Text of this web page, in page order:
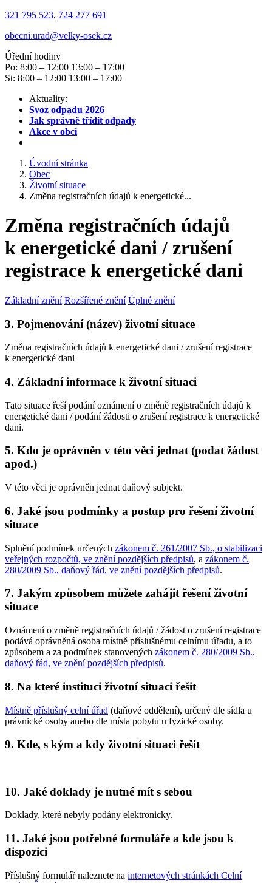
321 795 523, 724 277 691
obecni.urad@velky-osek.cz
Úřední hodiny
Po: 8:00 – 12:00 13:00 – 17:00
St: 8:00 – 12:00 13:00 – 17:00
Aktuality:
Svoz odpadu 2026
Jak správně třídit odpady
Akce v obci
Úvodní stránka
Obec
Životní situace
Změna registračních údajů k energetické...
Změna registračních údajů
k energetické dani / zrušení
registrace k energetické dani
Základní znění Rozšířené znění Úplné znění
3. Pojmenování (název) životní situace
Změna registračních údajů k energetické dani / zrušení registrace
k energetické dani
4. Základní informace k životní situaci
Tato situace řeší podání oznámení o změně registračních údajů k
energetické dani / podání žádosti o zrušení registrace k energetické
dani.
5. Kdo je oprávněn v této věci jednat (podat žádost
apod.)
V této věci je oprávněn jednat daňový subjekt.
6. Jaké jsou podmínky a postup pro řešení životní
situace
Splnění podmínek určených zákonem č. 261/2007 Sb., o stabilizaci
veřejných rozpočtů, ve znění pozdějších předpisů, a zákonem č.
280/2009 Sb., daňový řád, ve znění pozdějších předpisů.
7. Jakým způsobem můžete zahájit řešení životní
situace
Oznámení o změně registračních údajů / žádost o zrušení registrace
podává oprávněná osoba místně příslušnému celnímu úřadu, a to
způsobem a za podmínek stanovených zákonem č. 280/2009 Sb.,
daňový řád, ve znění pozdějších předpisů.
8. Na které instituci životní situaci řešit
Místně příslušný celní úřad (daňové oddělení), určený dle sídla u
právnické osoby anebo dle místa pobytu u fyzické osoby.
9. Kde, s kým a kdy životní situaci řešit
10. Jaké doklady je nutné mít s sebou
Doklady, které nebyly podány elektronicky.
11. Jaké jsou potřebné formuláře a kde jsou k
dispozici
Příslušný formulář naleznete na internetových stránkách Celní